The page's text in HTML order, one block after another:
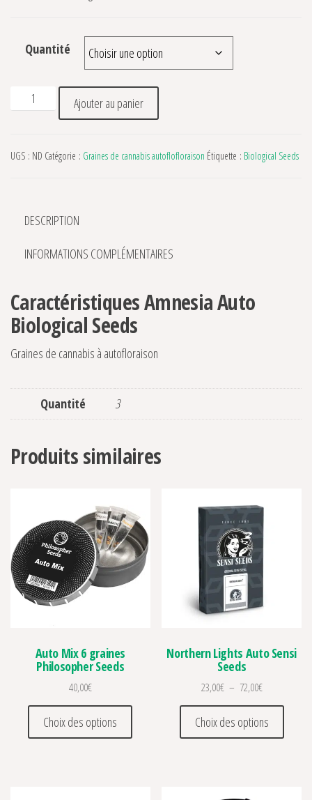
Quantité
quantité de Amnesia Auto Biological Seeds
Ajouter au panier
UGS : ND Catégorie : Graines de cannabis autoflofloraison Étiquette : Biological Seeds
DESCRIPTION
INFORMATIONS COMPLÉMENTAIRES
Caractéristiques Amnesia Auto
Biological Seeds
Graines de cannabis à autofloraison
Quantité 3
Produits similaires
Auto Mix 6 graines
Philosopher Seeds
40,00€
Choix des options
Ce produit a plusieurs variations. Les
Northern Lights Auto Sensi
Seeds
23,00€ – 72,00€Plage de prix
Choix des options
Ce